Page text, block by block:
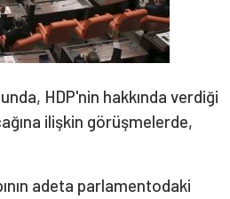
HDP'nin hakkında verdiği
ilişkin görüşmelerde,
adeta parlamentodaki